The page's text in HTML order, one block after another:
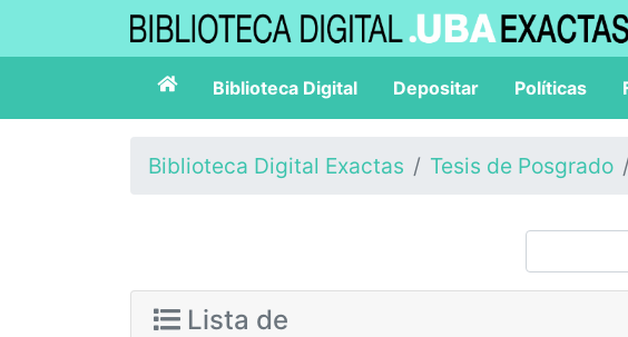
Biblioteca Digital Depositar Políticas
Biblioteca Digital Exactas Tesis de Posgrado
Lista de